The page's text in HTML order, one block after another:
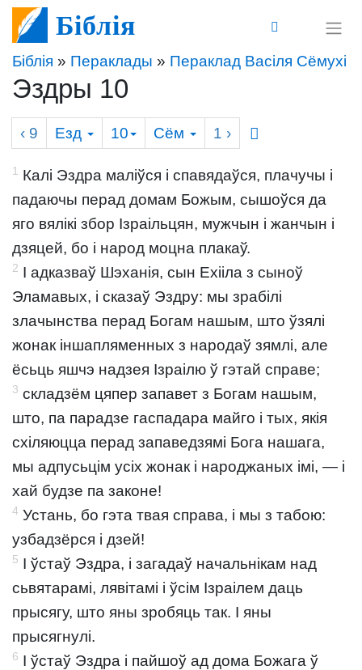
Біблія
Біблія » Пераклады » Пераклад Васіля Сёмухі
Эздры 10
‹ 9 Езд 10 Сём 1 ›
1 Калі Эздра маліўся і спавядаўся, плачучы і
падаючы перад домам Божым, сышоўся да
яго вялікі збор Ізраільцян, мужчын і жанчын і
дзяцей, бо і народ моцна плакаў.
2 І адказваў Шэханія, сын Ехііла з сыноў
Эламавых, і сказаў Эздру: мы зрабілі
злачынства перад Богам нашым, што ўзялі
жонак іншапляменных з народаў зямлі, але
ёсьць яшчэ надзея Ізраілю ў гэтай справе;
3 складзём цяпер запавет з Богам нашым,
што, па парадзе гаспадара майго і тых, якія
схіляюцца перад запаведзямі Бога нашага,
мы адпусьцім усіх жонак і народжаных імі, — і
хай будзе па законе!
4 Устань, бо гэта твая справа, і мы з табою:
узбадзёрся і дзей!
5 І ўстаў Эздра, і загадаў начальнікам над
сьвятарамі, лявітамі і ўсім Ізраілем даць
прысягу, што яны зробяць так. І яны
прысягнулі.
6 І ўстаў Эздра і пайшоў ад дома Божага ў